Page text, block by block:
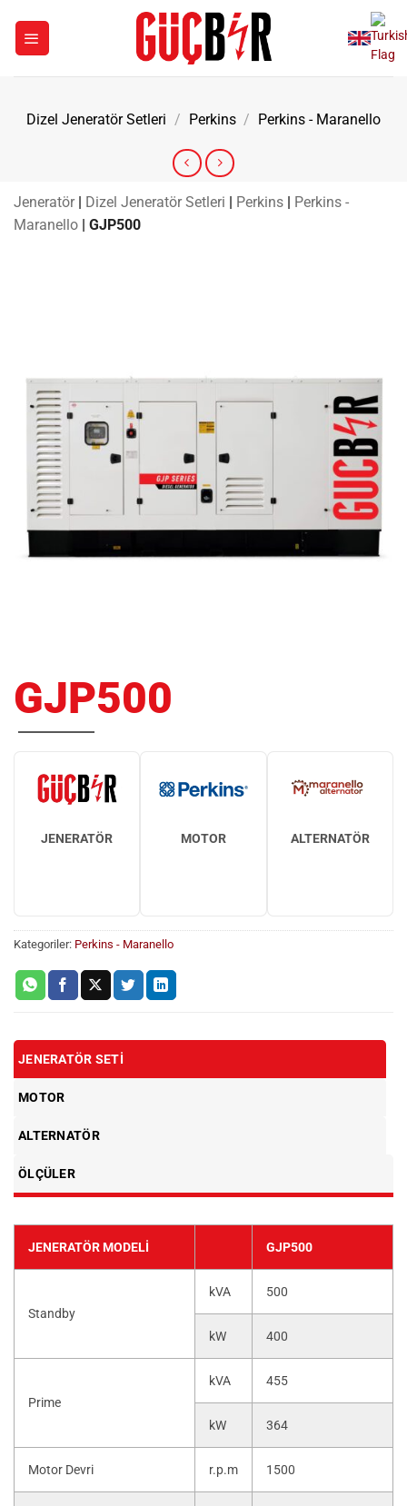
Dizel Jeneratör Setleri / Perkins / Perkins - Maranello
Jeneratör | Dizel Jeneratör Setleri | Perkins | Perkins -
Maranello | GJP500
GJP500
JENERATÖR MOTOR ALTERNATÖR
Kategoriler: Perkins - Maranello
JENERATÖR SETI
MOTOR
ALTERNATÖR
ÖLÇÜLER
JENERATÖR MODELI GJP500
Standby
kVA 500
kW 400
Prime
kVA 455
kW 364
Motor Devri r.p.m 1500